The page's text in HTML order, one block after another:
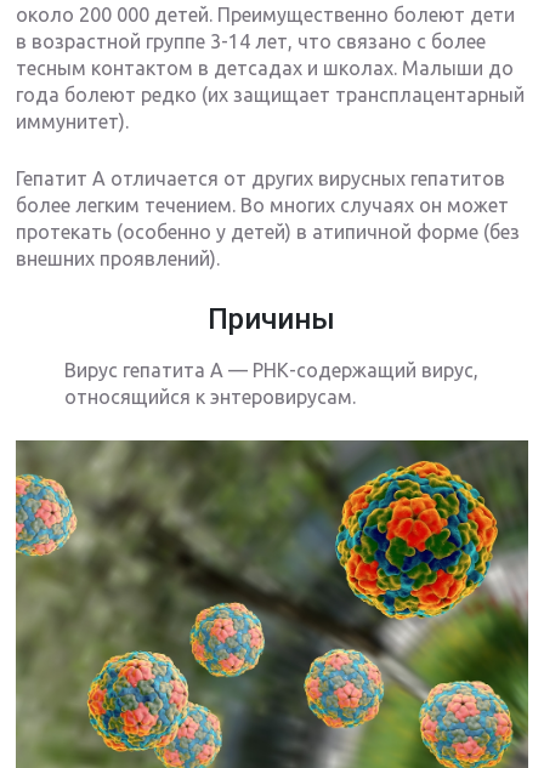
около 200 000 детей. Преимущественно болеют дети
в возрастной группе 3-14 лет, что связано с более
тесным контактом в детсадах и школах. Малыши до
года болеют редко (их защищает трансплацентарный
иммунитет).
Гепатит А отличается от других вирусных гепатитов
более легким течением. Во многих случаях он может
протекать (особенно у детей) в атипичной форме (без
внешних проявлений).
Причины
Вирус гепатита А — РНК-содержащий вирус,
относящийся к энтеровирусам.